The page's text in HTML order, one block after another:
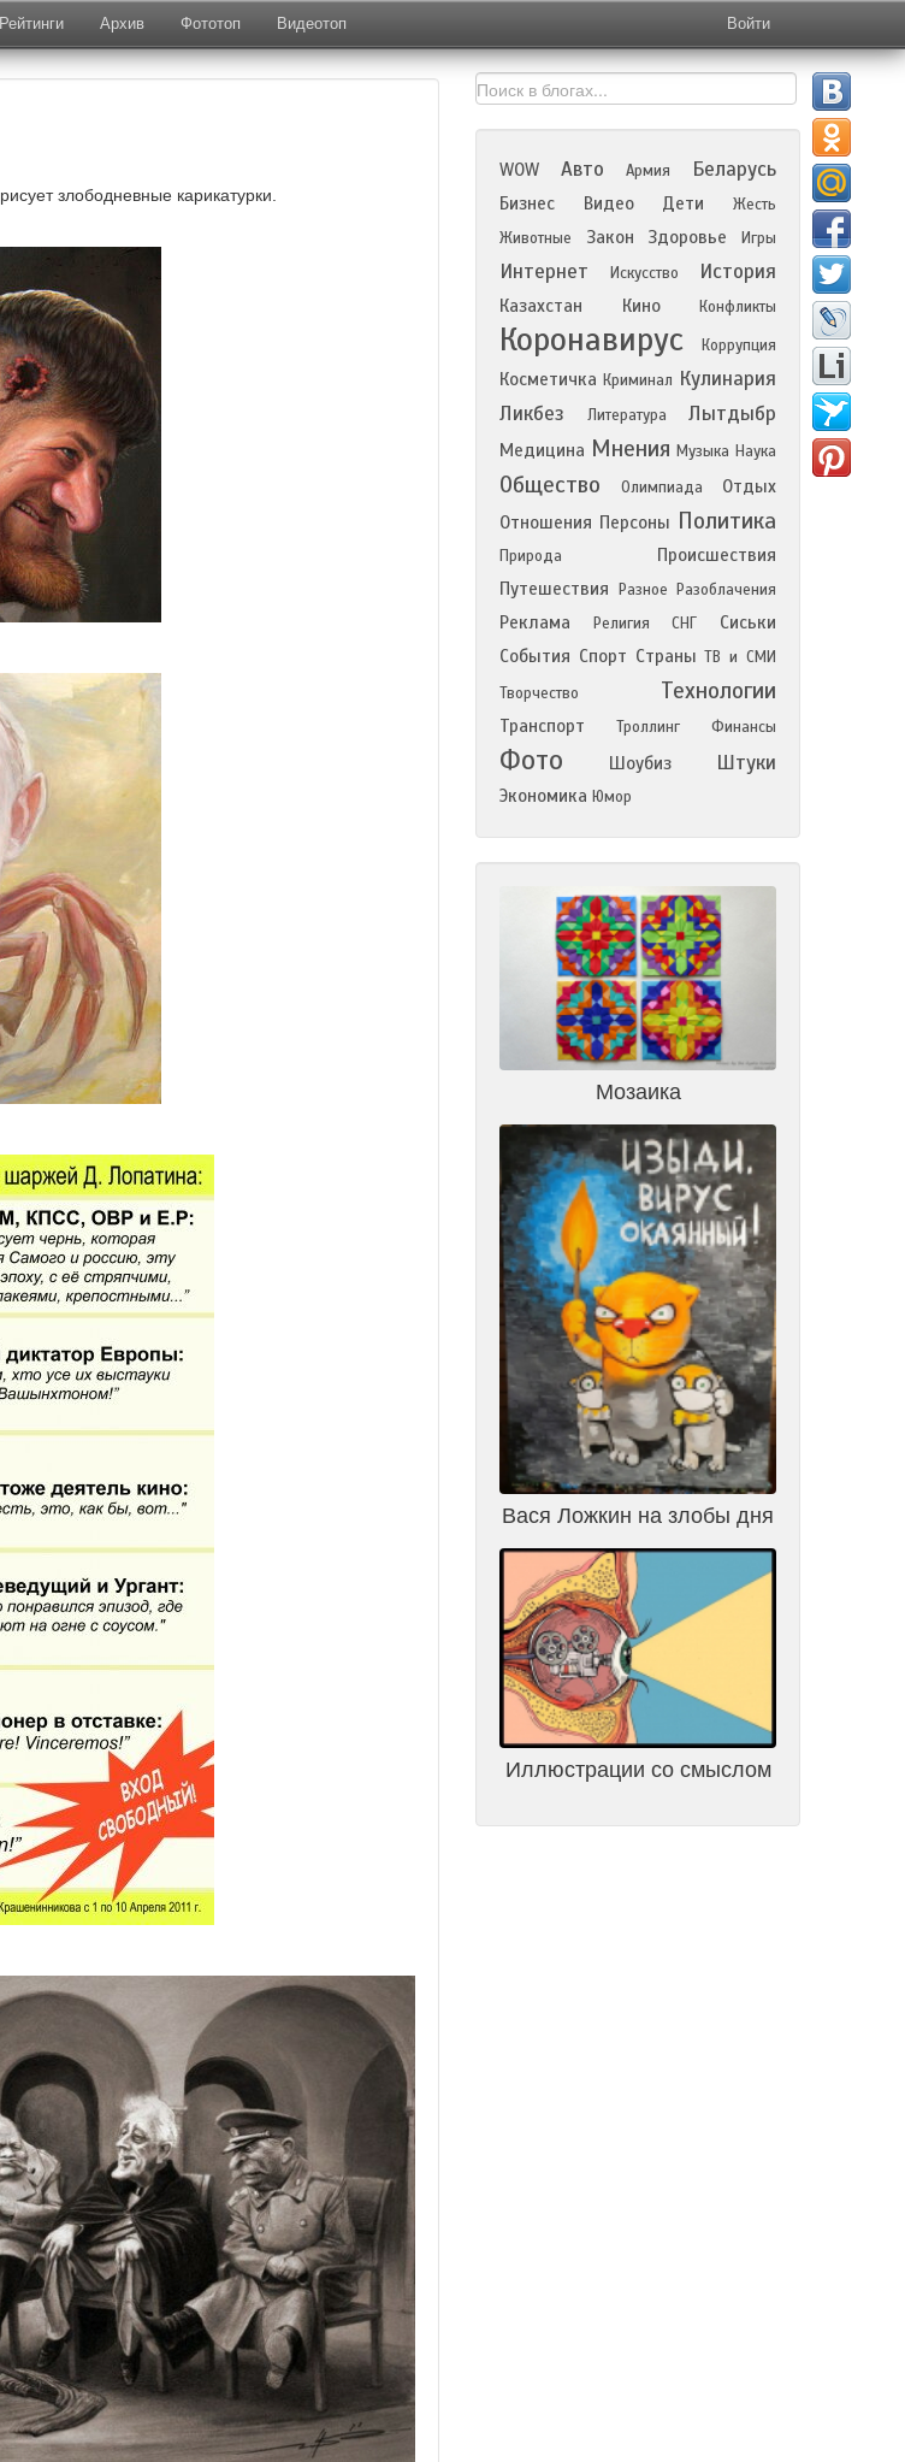
Рейтинги Архив Фототоп Видеотоп Войти
рисует злободневные карикатурки.
WOW Авто Армия Беларусь
Бизнес Видео Дети
Жесть
Животные
Закон Здоровье Игры
Интернет Искусство История
Казахстан Кино Конфликты
Коронавирус Коррупция
Косметичка Криминал Кулинария
Ликбез
Литература Лытдыбр
Медицина Мнения Музыка Наука
Общество Олимпиада
Отдых
Отношения Персоны Политика
Природа
Происшествия
Путешествия
Разное Разоблачения
Реклама Религия СНГ
Сиськи
События Спорт Страны ТВ и СМИ
Творчество
Технологии
Транспорт Троллинг Финансы
Фото Шоубиз Штуки
Экономика Юмор
Мозаика
Вася Ложкин на злобы дня
Иллюстрации со смыслом